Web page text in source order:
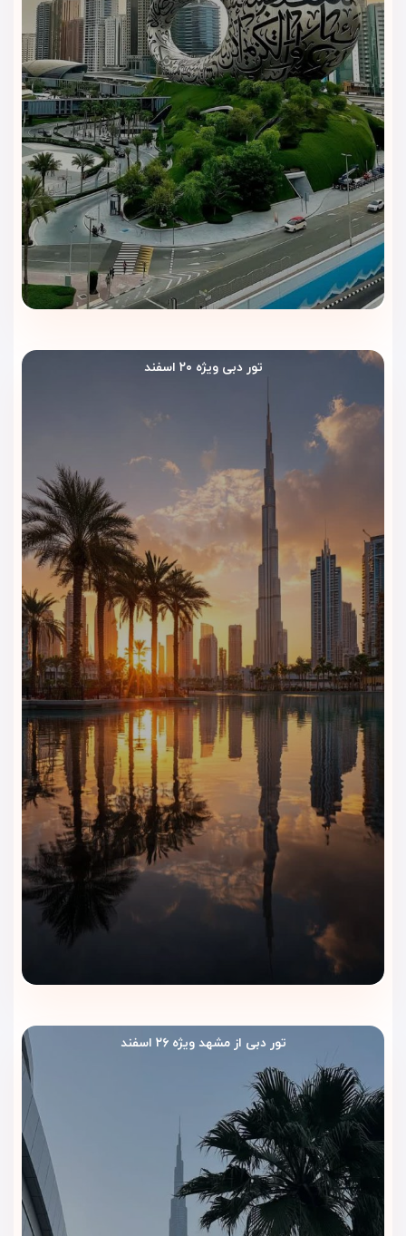
۴. آیا این هتل مناسب سفرهای کاری است؟
قطعاً بله. این هتل دارای سالن جلسات مجهز، مرکز تجاری و
دسترسی عالی به مراکز مالی دبی می‌باشد.
اقامت رویایی در دبی با ویداگشت
با ویداگشت، تجربه‌ای متفاوت از سفر به دبی را رقم بزنید. اقامت در
هتل ویژن امپریال، با طراحی مدرن، اتاق‌های لوکس و امکانات
رفاهی کامل، سفری بی‌نظیر را برای شما فراهم می‌کند.
ویداگشت با ارائه بهترین قیمت‌ها، خدمات حرفه‌ای و پشتیبانی
کامل، همراه همیشگی شما در مسیر سفر است.
برای رزرو اقامت در هتل ویژن امپریال دبی، همین حالا با ویداگشت
همراه شوید.
تور دبی ویژه ۲۰ اسفند
تور دبی از مشهد ویژه ۲۶ اسفند